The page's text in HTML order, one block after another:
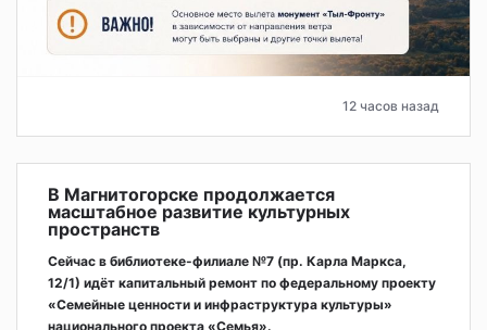
12 часов назад
В Магнитогорске продолжается
масштабное развитие культурных
пространств
Сейчас в библиотеке-филиале №7 (пр. Карла Маркса,
12/1) идёт капитальный ремонт по федеральному проекту
«Семейные ценности и инфраструктура культуры»
национального проекта «Семья».